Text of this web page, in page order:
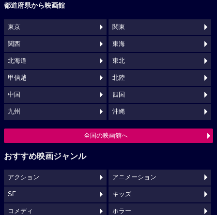
都道府県から映画館
東京 関東
関西 東海
北海道 東北
甲信越 北陸
中国 四国
九州 沖縄
全国の映画館へ
おすすめ映画ジャンル
アクション アニメーション
SF キッズ
コメディ ホラー